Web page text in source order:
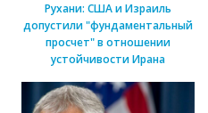
Рухани: США и Израиль
допустили "фундаментальный
просчет" в отношении
устойчивости Ирана